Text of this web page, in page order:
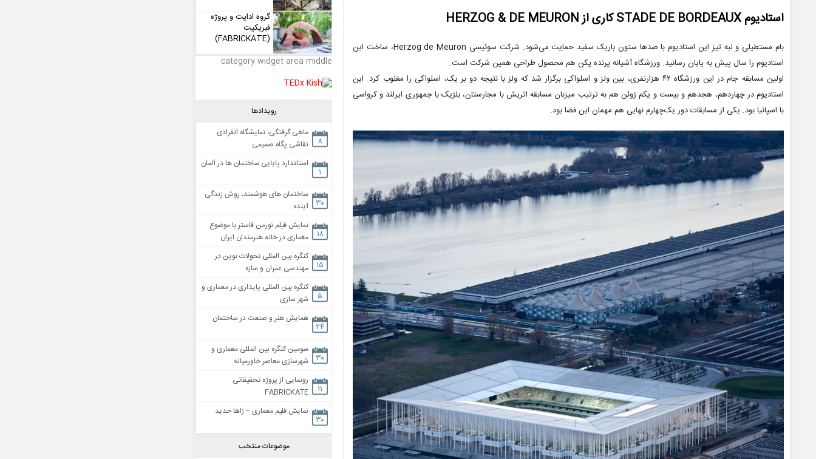
استادیوم STADE DE BORDEAUX کاری از HERZOG & DE MEURON
بام مستطیلی و لبه تیز این استادیوم با صدها ستون باریک سفید حمایت می‌شود. شرکت سوئیسی Herzog de Meuron، ساخت این
استادیوم را سال پیش به پایان رسانید. ورزشگاه آشیانه پرنده پکن هم محصول طراحی همین شرکت است.
اولین مسابقه جام در این ورزشگاه ۴۲ هزارنفری، بین ولز و اسلواکی برگزار شد که ولز با نتیجه دو بر یک، اسلواکی را مغلوب کرد. این
استادیوم در چهاردهم، هجدهم و بیست و یکم ژوئن هم به ترتیب میزبان مسابقه اتریش با مجارستان، بلژیک با جمهوری ایرلند و کرواسی
با اسپانیا بود. یکی از مسابقات دور یک‌چهارم نهایی هم مهمان این فضا بود.
گروه اداپت و پروژه
فبریکیت
(FABRICKATE)
category widget area middle
رویدادها
۸
ماهی گرفتگی، نمایشگاه انفرادی
نقاشی پگاه صمیمی
۱
استاندارد پایایی ساختمان ها در آلمان
۳۰
ساختمان های هوشمند، روش زندگی
آینده
۱۸
نمایش فیلم نورمن فاستر با موضوع
معماری در خانه هنرمندان ایران
۱۵
کنگره بین المللی تحولات نوین در
مهندسی عمران و سازه
۵
کنگره بین المللی پایداری در معماری و
شهر سازی
۲۴
همایش هنر و صنعت در ساختمان
۳۰
سومین کنگره بین المللی معماری و
شهرسازی معاصر خاورمیانه
۱۱
رونمایی از پروژه تحقیقاتی
FABRICKATE
۳۰
نمایش فلیم معماری – زاها حدید
موضوعات منتخب